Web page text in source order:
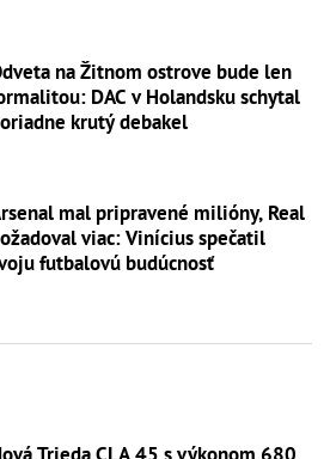
na Žitnom ostrove bude len
DAC v Holandsku schytal
krutý debakel
mal pripravené milióny, Real
viac: Vinícius spečatil
futbalovú budúcnosť
Trieda CLA 45 s výkonom 680